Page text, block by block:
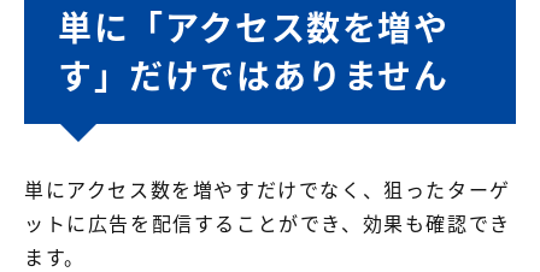
単に「アクセス数を増や
す」だけではありません
単にアクセス数を増やすだけでなく、狙ったターゲ
ットに広告を配信することができ、効果も確認でき
ます。